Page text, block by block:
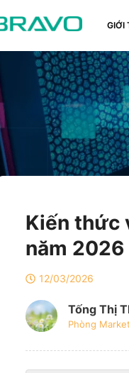
GIỚI
Kiến thức
năm 2026
12/03/2026
Tống Thị
Phòng